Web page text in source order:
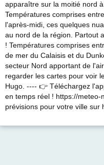
apparaître sur la moitié nord
Températures comprises
l'après-midi, ces quelques
au nord de la région. Partout
! Températures comprises
de mer du Calaisis et du
secteur Nord apportant de
regarder les cartes pour voir
Hugo. ---- 👉 Téléchargez
en temps réel ! https://
prévisions pour votre ville sur